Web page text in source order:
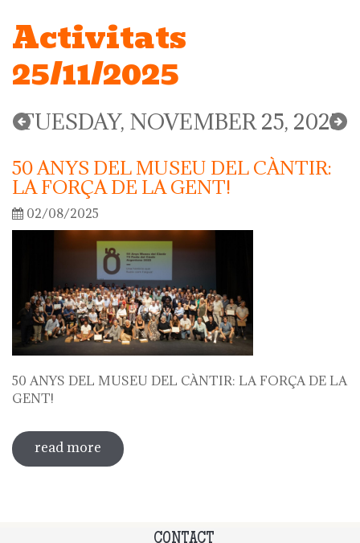
Activitats
25/11/2025
TUESDAY, NOVEMBER 25, 2025
50 ANYS DEL MUSEU DEL CÀNTIR:
LA FORÇA DE LA GENT!
02/08/2025
50 ANYS DEL MUSEU DEL CÀNTIR: LA FORÇA DE LA
GENT!
read more about 50 anys del museu del càntir: la
força de la gent!
CONTACT